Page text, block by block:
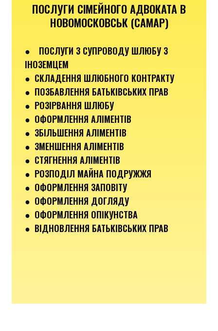
ПОСЛУГИ СІМЕЙНОГО АДВОКАТА В
НОВОМОСКОВСЬК (САМАР)
●
ПОСЛУГИ З СУПРОВОДУ ШЛЮБУ З
ІНОЗЕМЦЕМ
● СКЛАДЕННЯ ШЛЮБНОГО КОНТРАКТУ
● ПОЗБАВЛЕННЯ БАТЬКІВСЬКИХ ПРАВ
● РОЗІРВАННЯ ШЛЮБУ
● ОФОРМЛЕННЯ АЛІМЕНТІВ
● ЗБІЛЬШЕННЯ АЛІМЕНТІВ
● ЗМЕНШЕННЯ АЛІМЕНТІВ
● СТЯГНЕННЯ АЛІМЕНТІВ
● РОЗПОДІЛ МАЙНА ПОДРУЖЖЯ
● ОФОРМЛЕННЯ ЗАПОВІТУ
● ОФОРМЛЕННЯ ДОГЛЯДУ
● ОФОРМЛЕННЯ ОПІКУНСТВА
● ВІДНОВЛЕННЯ БАТЬКІВСЬКИХ ПРАВ